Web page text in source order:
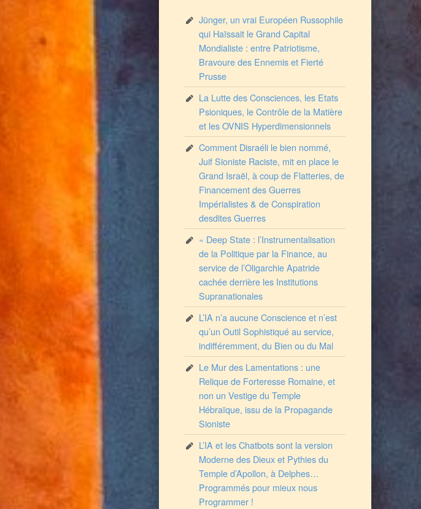
Jünger, un vrai Européen Russophile
qui Haïssait le Grand Capital
Mondialiste : entre Patriotisme,
Bravoure des Ennemis et Fierté
Prusse
La Lutte des Consciences, les Etats
Psioniques, le Contrôle de la Matière
et les OVNIS Hyperdimensionnels
Comment Disraéli le bien nommé,
Juif Sioniste Raciste, mit en place le
Grand Israël, à coup de Flatteries, de
Financement des Guerres
Impérialistes & de Conspiration
desdites Guerres
« Deep State : l’Instrumentalisation
de la Politique par la Finance, au
service de l’Oligarchie Apatride
cachée derrière les Institutions
Supranationales
L’IA n’a aucune Conscience et n’est
qu’un Outil Sophistiqué au service,
indifféremment, du Bien ou du Mal
Le Mur des Lamentations : une
Relique de Forteresse Romaine, et
non un Vestige du Temple
Hébraïque, issu de la Propagande
Sioniste
L’IA et les Chatbots sont la version
Moderne des Dieux et Pythies du
Temple d’Apollon, à Delphes…
Programmés pour mieux nous
Programmer !